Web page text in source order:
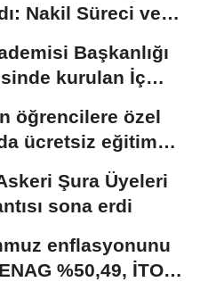
Nakil Süreci ve
Başkanlığı
kurulan İç
öğrencilere özel
ücretsiz eğitim
Başvurular...
Şura Üyeleri
sona erdi
enflasyonunu
%50,49, İTO;